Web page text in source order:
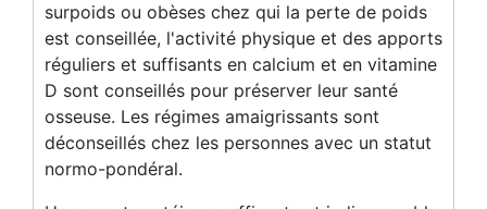
surpoids ou obèses chez qui la perte de poids
est conseillée, l'activité physique et des apports
réguliers et suffisants en calcium et en vitamine
D sont conseillés pour préserver leur santé
osseuse. Les régimes amaigrissants sont
déconseillés chez les personnes avec un statut
normo-pondéral.